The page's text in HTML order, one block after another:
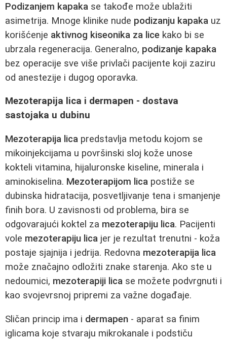
Podizanjem kapaka se takođe može ublažiti
asimetrija. Mnoge klinike nude podizanju kapaka uz
korišćenje aktivnog kiseonika za lice kako bi se
ubrzala regeneracija. Generalno, podizanje kapaka
bez operacije sve više privlači pacijente koji zaziru
od anestezije i dugog oporavka.
Mezoterapija lica i dermapen - dostava
sastojaka u dubinu
Mezoterapija lica predstavlja metodu kojom se
mikoinjekcijama u površinski sloj kože unose
kokteli vitamina, hijaluronske kiseline, minerala i
aminokiselina. Mezoterapijom lica postiže se
dubinska hidratacija, posvetljivanje tena i smanjenje
finih bora. U zavisnosti od problema, bira se
odgovarajući koktel za mezoterapiju lica. Pacijenti
vole mezoterapiju lica jer je rezultat trenutni - koža
postaje sjajnija i jedrija. Redovna mezoterapija lica
može značajno odložiti znake starenja. Ako ste u
nedoumici, mezoterapiji lica se možete podvrgnuti i
kao svojevrsnoj pripremi za važne događaje.
Sličan princip ima i dermapen - aparat sa finim
iglicama koje stvaraju mikrokanale i podstiču